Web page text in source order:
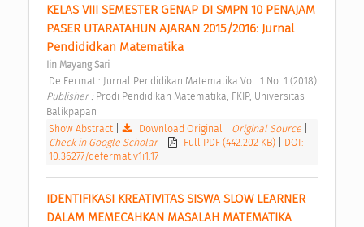
KELAS VIII SEMESTER GENAP DI SMPN 10 PENAJAM
PASER UTARATAHUN AJARAN 2015/2016: Jurnal
Pendididkan Matematika
Iin Mayang Sari
Publisher : Prodi Pendidikan Matematika, FKIP, Universitas
Balikpapan
Show Abstract| Download Original Original Source
Check in Google Scholar
Full PDF (442.202 KB)
DOI:
10.36277/defermat.v1i1.17
IDENTIFIKASI KREATIVITAS SISWA SLOW LEARNER
DALAM MEMECAHKAN MASALAH MATEMATIKA